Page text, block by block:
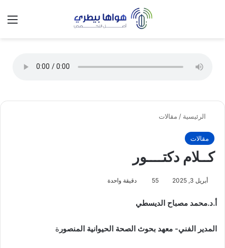
الوضع
الرئيسية / مقالات
مقالات
كــلام دكتــــور
أبريل 3, 2025 55 دقيقة واحدة
أ.د.محمد مصباح الديسطي
المدير الفني- معهد بحوث الصحة الحيوانية المنصور ة